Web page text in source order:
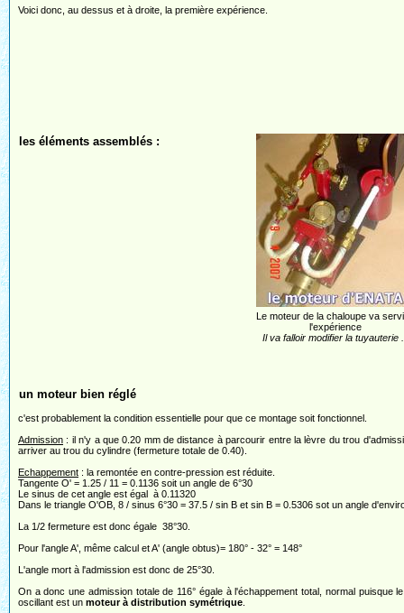
Voici donc, au dessus et à droite, la première expérience.
les éléments assemblés :
Le moteur de la chaloupe va
l'expérience
Il va falloir modifier la tuyauterie
un moteur bien réglé
c'est probablement la condition essentielle pour que ce montage soit fonctionnel.
Admission : il n'y a que 0.20 mm de distance à parcourir entre la lèvre du trou
arriver au trou du cylindre (fermeture totale de 0.40).
Echappement : la remontée en contre-pression est réduite.
Tangente O' = 1.25 / 11 = 0.1136 soit un angle de 6°30
Le sinus de cet angle est égal à 0.11320
Dans le triangle O'OB, 8 / sinus 6°30 = 37.5 / sin B et sin B = 0.5306 sot un angle
La 1/2 fermeture est donc égale 38°30.
Pour l'angle A', même calcul et A' (angle obtus)= 180° - 32° = 148°
L'angle mort à l'admission est donc de 25°30.
On a donc une admission totale de 116° égale à l'échappement total, normal puisque
oscillant est un moteur à distribution symétrique